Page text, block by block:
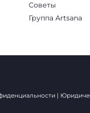
Советы
Группа Artsana